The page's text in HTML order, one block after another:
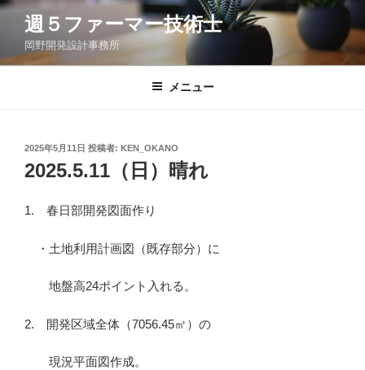
コ
ン
週５ファーマー技術士
岡野開発設計事務所
メニュー
投
稿
日:
2025年5月11日 投稿者: KEN_OKANO
2025.5.11（日）晴れ
1. 春日部開発図面作り
・土地利用計画図（既存部分）に
地盤高24ポイント入れる。
2. 開発区域全体（7056.45㎡）の
現況平面図作成。